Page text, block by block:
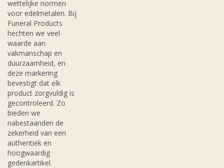
wettelijke normen
voor edelmetalen. Bij
Funeral Products
hechten we veel
waarde aan
vakmanschap en
duurzaamheid, en
deze markering
bevestigt dat elk
product zorgvuldig is
gecontroleerd. Zo
bieden we
nabestaanden de
zekerheid van een
authentiek en
hoogwaardig
gedenkartikel.